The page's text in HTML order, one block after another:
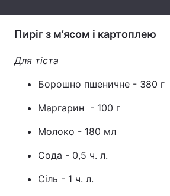
Тема оформлення
Пиріг з м’ясом і картоплею
Для тіста
Борошно пшеничне - 380 г
Маргарин - 100 г
Молоко - 180 мл
Сода - 0,5 ч. л.
Сіль - 1 ч. л.